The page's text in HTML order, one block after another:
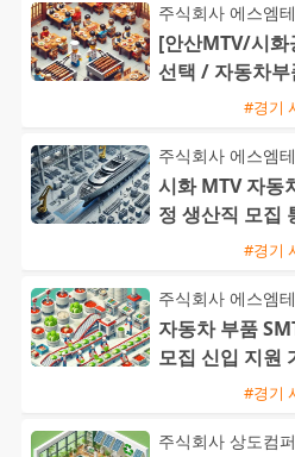
주식회사 에스엠
[안산MTV/시화
선택 / 자동차부
사 / 주급 가능·
#경기
주식회사 에스엠
시화 MTV 자동
정 생산직 모집
#경기
주식회사 에스엠
자동차 부품
모집 신입 지원
#경기
주식회사 상도컴